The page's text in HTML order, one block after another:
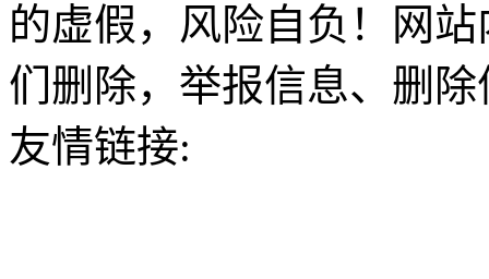
的虚假，风险自负！网
们删除，举报信息、删
友情链接: